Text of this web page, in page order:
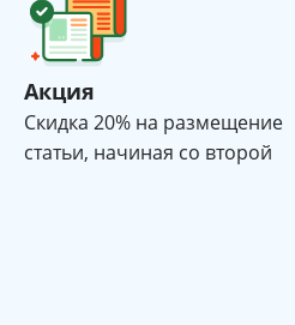
Акция
Cкидка 20% на размещение
статьи, начиная со второй